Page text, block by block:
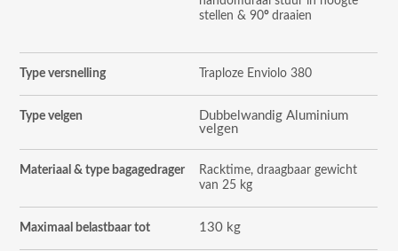
stellen & 90°draaien
Type versnelling Traploze Enviolo 380
Type velgen
Dubbelwandig Aluminium
velgen
Materiaal & type bagagedrager
Racktime, draagbaar gewicht
van 25 kg
Maximaal belastbaar tot 130 kg